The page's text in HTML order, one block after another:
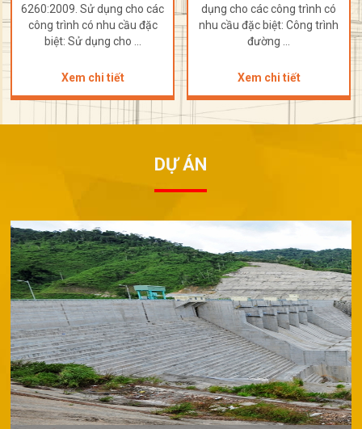
6260:2009. Sử dụng cho các
công trình có nhu cầu đặc
biệt: Sử dụng cho ...
Xem chi tiết
dụng cho các công trình có
nhu cầu đặc biệt: Công trình
đường ...
Xem chi tiết
DỰ ÁN